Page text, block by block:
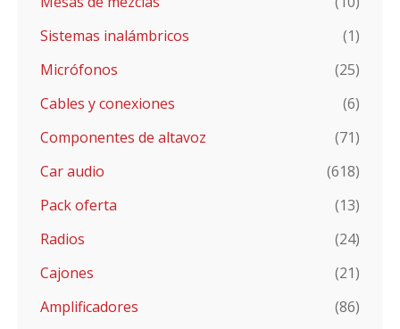
Sistemas inalámbricos
(1)
Micrófonos
(25)
Cables y conexiones
(6)
Componentes de altavoz
(71)
Car audio
(618)
Pack oferta
(13)
Radios
(24)
Cajones
(21)
Amplificadores
(86)